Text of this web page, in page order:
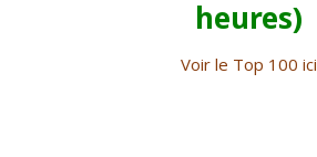
heures)
Voir le Top 100 ici